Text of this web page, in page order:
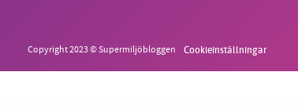
Copyright 2023 © Supermiljöbloggen Cookieinställningar